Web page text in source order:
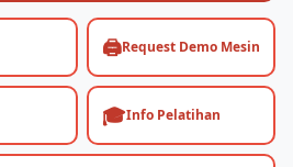
🖨️Request Demo Mesin
🎓Info Pelatihan